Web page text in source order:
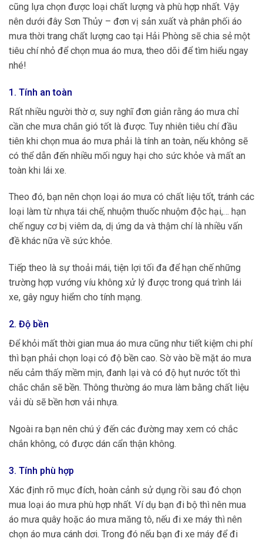
cũng lựa chọn được loại chất lượng và phù hợp nhất. Vậy
nên dưới đây Sơn Thủy – đơn vị sản xuất và phân phối áo
mưa thời trang chất lượng cao tại Hải Phòng sẽ chia sẻ một
tiêu chí nhỏ để chọn mua áo mưa, theo dõi để tìm hiểu ngay
nhé!
1. Tính an toàn
Rất nhiều người thờ ơ, suy nghĩ đơn giản rằng áo mưa chỉ
cần che mưa chắn gió tốt là được. Tuy nhiên tiêu chí đầu
tiên khi chọn mua áo mưa phải là tính an toàn, nếu không sẽ
có thể dẫn đến nhiều mối nguy hại cho sức khỏe và mất an
toàn khi lái xe.
Theo đó, bạn nên chọn loại áo mưa có chất liệu tốt, tránh các
loại làm từ nhựa tái chế, nhuộm thuốc nhuộm độc hại,… hạn
chế nguy cơ bị viêm da, dị ứng da và thậm chí là nhiều vấn
đề khác nữa về sức khỏe.
Tiếp theo là sự thoải mái, tiện lợi tối đa để hạn chế những
trường hợp vướng víu không xử lý được trong quá trình lái
xe, gây nguy hiểm cho tính mạng.
2. Độ bền
Để khỏi mất thời gian mua áo mưa cũng như tiết kiệm chi phí
thì bạn phải chọn loại có độ bền cao. Sờ vào bề mặt áo mưa
nếu cảm thấy mềm mịn, đanh lại và có độ hụt nước tốt thì
chắc chắn sẽ bền. Thông thường áo mưa làm bằng chất liệu
vải dù sẽ bền hơn vải nhựa.
Ngoài ra bạn nên chú ý đến các đường may xem có chắc
chắn không, có được dán cẩn thận không.
3. Tính phù hợp
Xác định rõ mục đích, hoàn cảnh sử dụng rồi sau đó chọn
mua loại áo mưa phù hợp nhất. Ví dụ bạn đi bộ thì nên mua
áo mưa quây hoặc áo mưa măng tô, nếu đi xe máy thì nên
chọn áo mưa cánh dơi. Trong đó nếu bạn đi xe máy để đi